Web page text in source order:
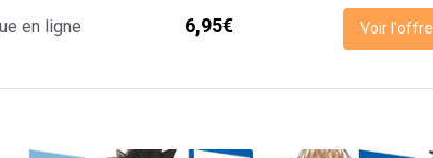
en ligne 6,95€ Voir l'offre